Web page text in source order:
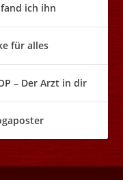
ich ihn
für alles
– Der Arzt in dir